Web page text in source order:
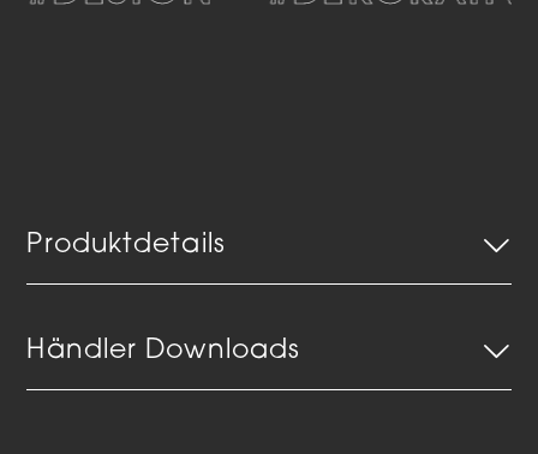
Produktdetails
Händler Downloads